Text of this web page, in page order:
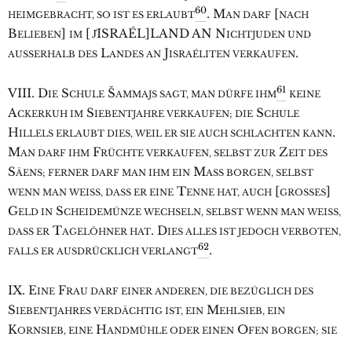
HEIMGEBRACHT, SO IST ES ERLAUBT60. MAN DARF [NACH
BELIEBEN] IM [J͑ISRAÉL]LAND AN NICHTJUDEN UND
AUSSERHALB DES LANDES AN JISRAÉLITEN VERKAUFEN.
VIII. DIE SCHULE ŠAMMAJS SAGT, MAN DÜRFE IHM61 KEINE
ACKERKUH IM SIEBENTJAHRE VERKAUFEN; DIE SCHULE
HILLELS ERLAUBT DIES, WEIL ER SIE AUCH SCHLACHTEN KANN.
MAN DARF IHM FRÜCHTE VERKAUFEN, SELBST ZUR ZEIT DES
SÄENS; FERNER DARF MAN IHM EIN MASS BORGEN, SELBST
WENN MAN WEISS, DASS ER EINE TENNE HAT, AUCH [GROSSES]
GELD IN SCHEIDEMÜNZE WECHSELN, SELBST WENN MAN WEISS,
DASS ER TAGELÖHNER HAT. DIES ALLES IST JEDOCH VERBOTEN,
FALLS ER AUSDRÜCKLICH VERLANGT62.
IX. EINE FRAU DARF EINER ANDEREN, DIE BEZÜGLICH DES
SIEBENTJAHRES VERDÄCHTIG IST, EIN MEHLSIEB, EIN
KORNSIEB, EINE HANDMÜHLE ODER EINEN OFEN BORGEN; SIE